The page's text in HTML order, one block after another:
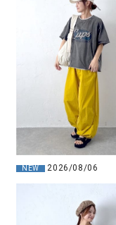
NEW 2026/08/06